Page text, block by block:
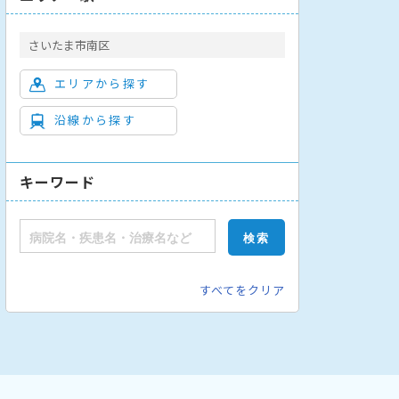
さいたま市南区
エリアから探す
沿線から探す
キーワード
すべてをクリア